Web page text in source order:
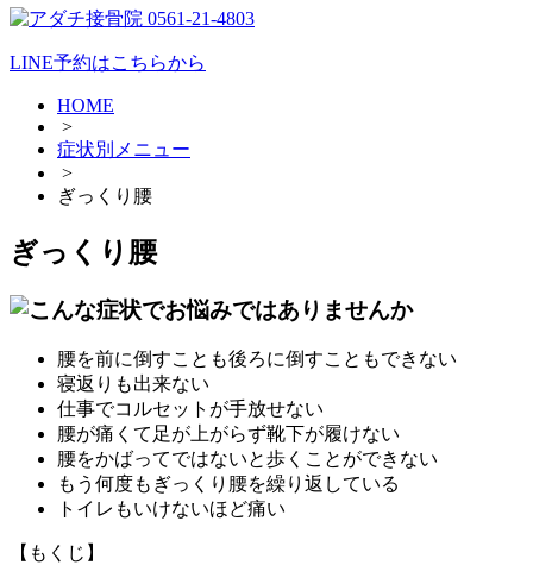
LINE予約はこちらから
HOME
>
症状別メニュー
>
ぎっくり腰
ぎっくり腰
腰を前に倒すことも後ろに倒すこともできない
寝返りも出来ない
仕事でコルセットが手放せない
腰が痛くて足が上がらず靴下が履けない
腰をかばってではないと歩くことができない
もう何度もぎっくり腰を繰り返している
トイレもいけないほど痛い
【もくじ】